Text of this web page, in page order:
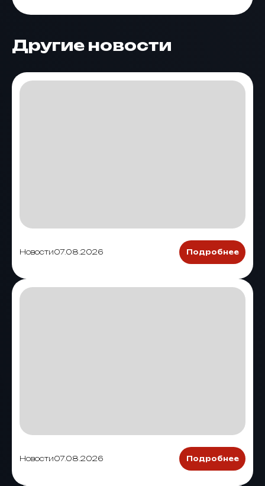
Другие новости
Новости07.08.2026 Подробнее
Новости07.08.2026 Подробнее